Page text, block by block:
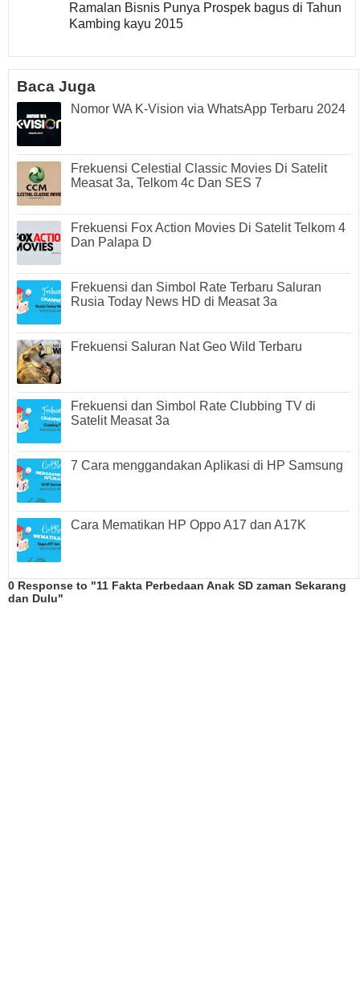
Ramalan Bisnis Punya Prospek bagus di Tahun
Kambing kayu 2015
Baca Juga
Nomor WA K-Vision via WhatsApp Terbaru 2024
Frekuensi Celestial Classic Movies Di Satelit
Measat 3a, Telkom 4c Dan SES 7
Frekuensi Fox Action Movies Di Satelit Telkom 4
Dan Palapa D
Frekuensi dan Simbol Rate Terbaru Saluran
Rusia Today News HD di Measat 3a
Frekuensi Saluran Nat Geo Wild Terbaru
Frekuensi dan Simbol Rate Clubbing TV di
Satelit Measat 3a
7 Cara menggandakan Aplikasi di HP Samsung
Cara Mematikan HP Oppo A17 dan A17K
0 Response to "11 Fakta Perbedaan Anak SD zaman Sekarang
dan Dulu"